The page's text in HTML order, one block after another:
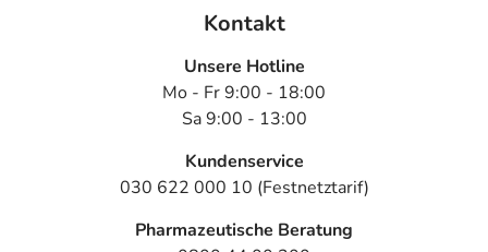
Kontakt
Unsere Hotline
Mo - Fr 9:00 - 18:00
Sa 9:00 - 13:00
Kundenservice
030 622 000 10 (Festnetztarif)
Pharmazeutische Beratung